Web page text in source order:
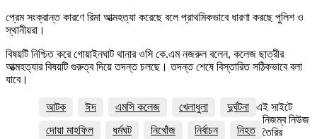
প্রেম সংক্রান্ত কারণে রিমা আত্মহত্যা করেছে বলে প্রাথমিকভাবে ধারণা করছে পুলিশ ও
স্থানীয়রা।
বিষয়টি নিশ্চিত করে গোয়াইনঘাট থানার ওসি কে.এম নজরুল বলেন, কলেজ ছাত্রীর
আত্মহত্যার বিষয়টি গুরুত্ব দিয়ে তদন্ত চলছে। তদন্ত শেষে বিস্তারিত সঠিকভাবে বলা
যাবে।
আটক ঈদ এমসি কলেজ খেলাধুলা
দুর্ঘটনা
দোয়া মাহফিল
ধর্মঘট নিখোঁজ নির্বাচন
নিহত
এই সাইটে
নিজম্ব নিউজ
তৈরির